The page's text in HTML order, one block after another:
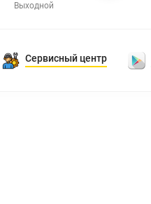
Выходной
Сервисный центр